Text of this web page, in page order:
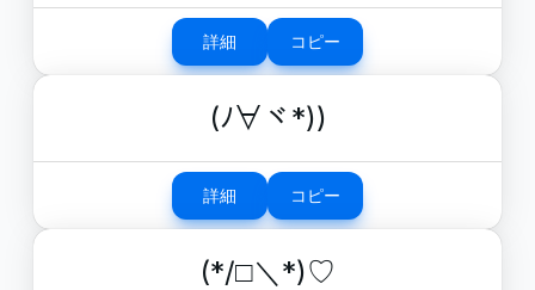
詳細 コピー
(ﾉ∀ヾ*))
詳細 コピー
(*/□＼*)♡